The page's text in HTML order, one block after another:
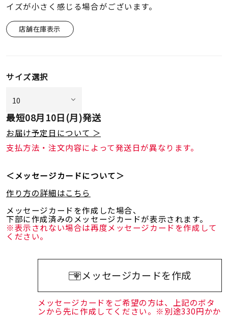
価格
イズが小さく感じる場合がございます。
店舗在庫表示
サイズ選択
最短08月10日(月)発送
お届け予定日について ＞
支払方法・注文内容によって発送日が異なります。
＜メッセージカードについて＞
作り方の詳細はこちら
メッセージカードを作成した場合、
下部に作成済みのメッセージカードが表示されます。
※表示されない場合は再度メッセージカードを作成して
ください。
メッセージカードを作成
メッセージカードをご希望の方は、上記のボタ
ンから先に作成してください。※別途330円かか